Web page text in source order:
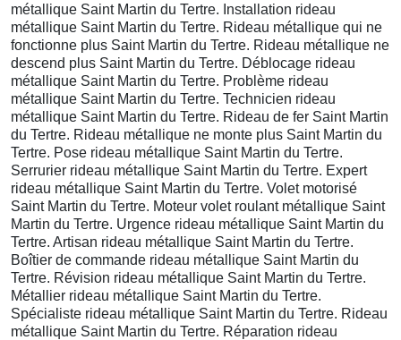
métallique Saint Martin du Tertre. Installation rideau
métallique Saint Martin du Tertre. Rideau métallique qui ne
fonctionne plus Saint Martin du Tertre. Rideau métallique ne
descend plus Saint Martin du Tertre. Déblocage rideau
métallique Saint Martin du Tertre. Problème rideau
métallique Saint Martin du Tertre. Technicien rideau
métallique Saint Martin du Tertre. Rideau de fer Saint Martin
du Tertre. Rideau métallique ne monte plus Saint Martin du
Tertre. Pose rideau métallique Saint Martin du Tertre.
Serrurier rideau métallique Saint Martin du Tertre. Expert
rideau métallique Saint Martin du Tertre. Volet motorisé
Saint Martin du Tertre. Moteur volet roulant métallique Saint
Martin du Tertre. Urgence rideau métallique Saint Martin du
Tertre. Artisan rideau métallique Saint Martin du Tertre.
Boîtier de commande rideau métallique Saint Martin du
Tertre. Révision rideau métallique Saint Martin du Tertre.
Métallier rideau métallique Saint Martin du Tertre.
Spécialiste rideau métallique Saint Martin du Tertre. Rideau
métallique Saint Martin du Tertre. Réparation rideau